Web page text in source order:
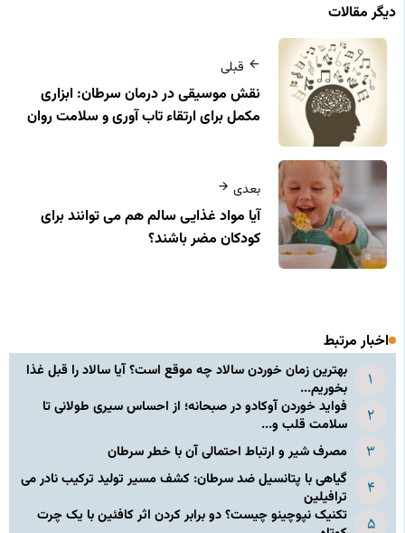
دیگر مقالات
قبلی
نقش موسیقی در درمان سرطان: ابزاری
مکمل برای ارتقاء تاب‌ آوری و سلامت روان
بعدی
آیا مواد غذایی سالم هم می‌ توانند برای
کودکان مضر باشند؟
اخبار مرتبط
بهترین زمان خوردن سالاد چه موقع است؟ آیا سالاد را قبل غذا
بخوریم...
فواید خوردن آوکادو در صبحانه؛ از احساس سیری طولانی تا
سلامت قلب و...
مصرف شیر و ارتباط احتمالی آن با خطر سرطان
گیاهی با پتانسیل ضد سرطان: کشف مسیر تولید ترکیب نادر می‌
ترافیلین
تکنیک نپوچینو چیست؟ دو برابر کردن اثر کافئین با یک چرت